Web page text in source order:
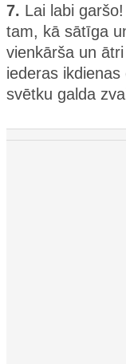
7. Lai labi
tam, kā sātīga
vienkārša un
iederas
svētku galda